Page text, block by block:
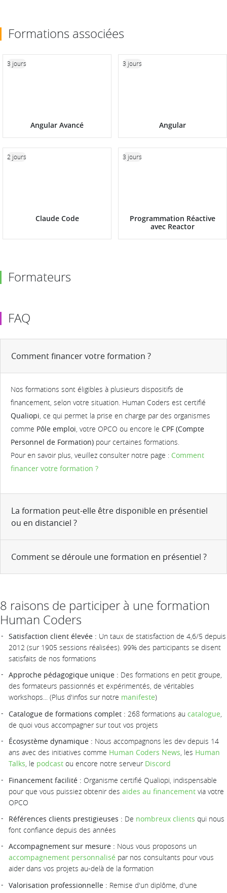
Formations associées
Angular Avancé
3 jours
Angular
3 jours
Claude Code
2 jours
Programmation Réactive
avec Reactor
3 jours
Formateurs
FAQ
Comment financer votre formation ?
Nos formations sont éligibles à plusieurs dispositifs de
financement, selon votre situation. Human Coders est certifié
Qualiopi, ce qui permet la prise en charge par des organismes
comme Pôle emploi, votre OPCO ou encore le CPF (Compte
Personnel de Formation) pour certaines formations.
Pour en savoir plus, veuillez consulter notre page : Comment
financer votre formation ?
La formation peut-elle être disponible en présentiel
ou en distanciel ?
Comment se déroule une formation en présentiel ?
8 raisons de participer à une formation
Human Coders
Satisfaction client élevée : Un taux de statisfaction de 4,6/5 depuis
2012 (sur 1905 sessions réalisées). 99% des participants se disent
satisfaits de nos formations
Approche pédagogique unique : Des formations en petit groupe,
des formateurs passionnés et expérimentés, de véritables
workshops... (Plus d'infos sur notre manifeste)
Catalogue de formations complet : 268 formations au catalogue,
de quoi vous accompagner sur tout vos projets
Écosystème dynamique : Nous accompagnons les dev depuis 14
ans avec des initiatives comme Human Coders News, les Human
Talks, le podcast ou encore notre serveur Discord
Financement facilité : Organisme certifié Qualiopi, indispensable
pour que vous puissiez obtenir des aides au financement via votre
OPCO
Références clients prestigieuses : De nombreux clients qui nous
font confiance depuis des années
Accompagnement sur mesure : Nous vous proposons un
accompagnement personnalisé par nos consultants pour vous
aider dans vos projets au-delà de la formation
Valorisation professionnelle : Remise d'un diplôme, d'une